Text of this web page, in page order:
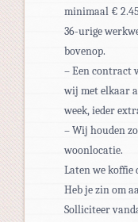
minimaal €
36-urige
bovenop.
– Een contract
wij met elkaar
week, ieder
– Wij houden
woonlocatie.
Laten we koffie
Heb je zin om
Solliciteer